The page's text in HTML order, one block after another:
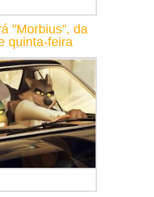
"Morbius", da
quinta-feira